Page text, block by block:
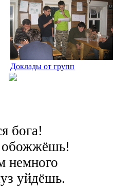
Доклады от групп
бога!
обожжёшь!
немного
уйдёшь.